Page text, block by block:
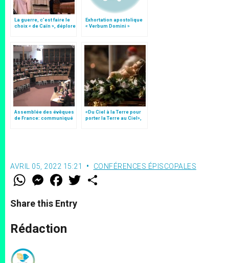
La guerre, c’est faire le
choix « de Caïn », déplore
Exhortation apostolique
« Verbum Domini »
Assemblée des évêques
de France: communiqué
«Du Ciel à la Terre pour
porter la Terre au Ciel»,
AVRIL 05, 2022 15:21 CONFÉRENCES ÉPISCOPALES
W
t
s
p
p
M
e
s
e
g
e
F
a
e
b
o
k
w
Share this Entry
Rédaction